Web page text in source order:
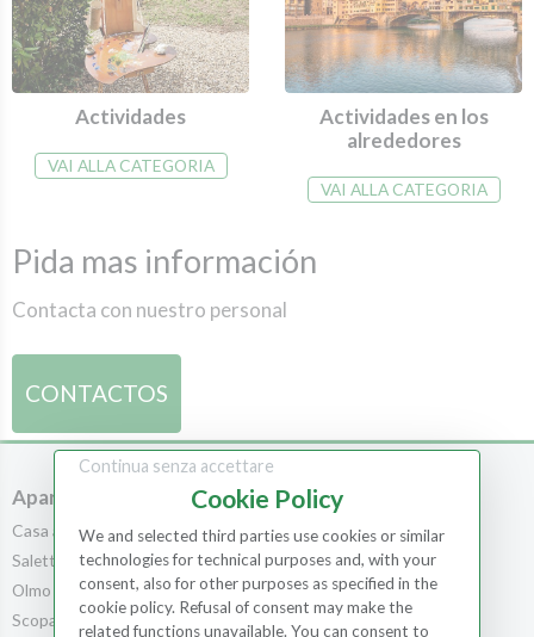
Actividades
VAI ALLA CATEGORIA
Actividades en los
alrededores
VAI ALLA CATEGORIA
Pida mas información
Contacta con nuestro personal
CONTACTOS
Apartamentos
Casa al Bosco
Saletta
Olmo
Scopa
Habitaciones
Habitaciones
Scopa
Leccio
Cedro
Continua senza accettare
Cookie Policy
We and selected third parties use cookies or similar
technologies for technical purposes and, with your
consent, also for other purposes as specified in the
cookie policy. Refusal of consent may make the
related functions unavailable. You can consent to